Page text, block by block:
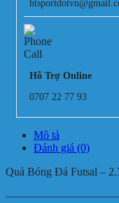
Hỗ Trợ Online
0707 22 77 93
Mô tả
Đánh giá (0)
Quả Bóng Đá Futsal –